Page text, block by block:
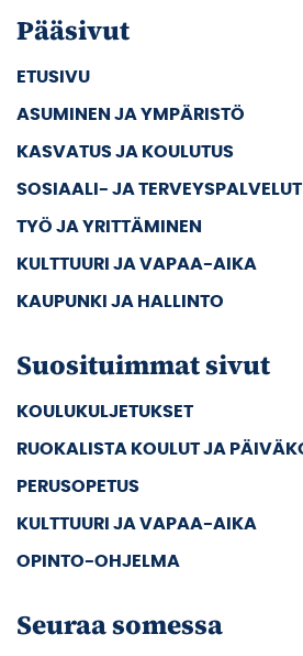
Pääsivut
ETUSIVU
ASUMINEN JA YMPÄRISTÖ
KASVATUS JA KOULUTUS
SOSIAALI- JA TERVEYSPALVELUT
TYÖ JA YRITTÄMINEN
KULTTUURI JA VAPAA-AIKA
KAUPUNKI JA HALLINTO
Suosituimmat sivut
KOULUKULJETUKSET
RUOKALISTA KOULUT JA
PERUSOPETUS
KULTTUURI JA VAPAA-AIKA
OPINTO-OHJELMA
Seuraa somessa